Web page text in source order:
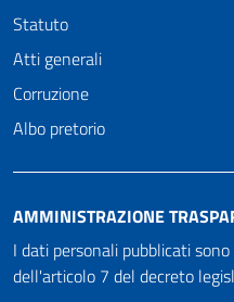
Statuto
Atti generali
Corruzione
Albo pretorio
AMMINISTRAZIONE
I dati personali pubblicati
dell'articolo 7 del decreto